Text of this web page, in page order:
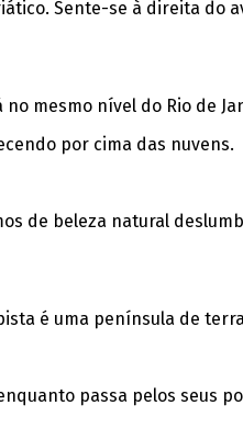
Sente-se à direita do
mesmo nível do Rio de
por cima das nuvens.
de beleza natural
é uma península de
passa pelos seus